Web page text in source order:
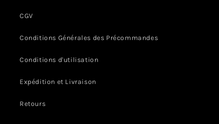
CGV
Conditions Générales des Précommandes
Conditions d'utilisation
Expédition et Livraison
Retours